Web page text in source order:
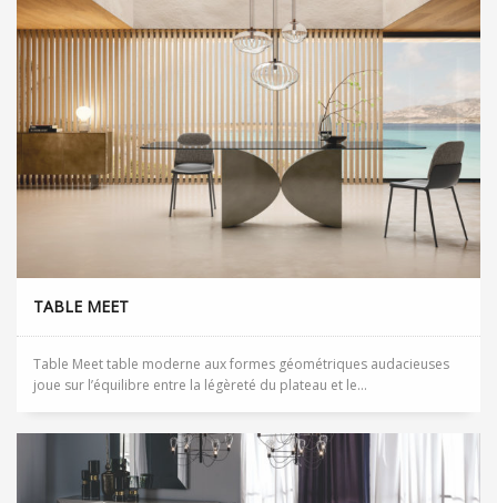
TABLE MEET
Table Meet table moderne aux formes géométriques audacieuses
joue sur l’équilibre entre la légèreté du plateau et le...